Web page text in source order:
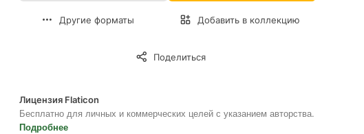
Другие форматы Добавить в коллекцию
Поделиться
Лицензия Flaticon
Бесплатно для личных и коммерческих целей с указанием авторства.
Подробнее